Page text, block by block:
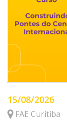
15/08/2026
FAE Curitiba